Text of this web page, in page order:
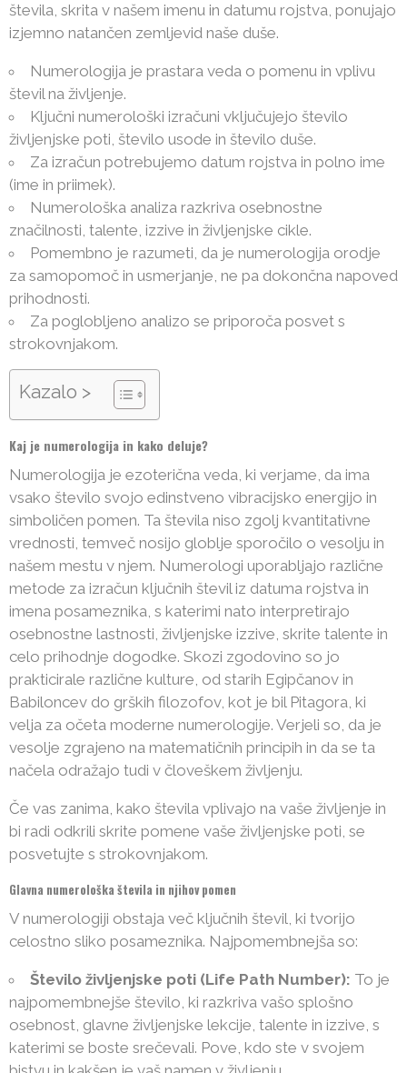
števila, skrita v našem imenu in datumu rojstva, ponujajo
izjemno natančen zemljevid naše duše.
Numerologija je prastara veda o pomenu in vplivu
števil na življenje.
Ključni numerološki izračuni vključujejo število
življenjske poti, število usode in število duše.
Za izračun potrebujemo datum rojstva in polno ime
(ime in priimek).
Numerološka analiza razkriva osebnostne
značilnosti, talente, izzive in življenjske cikle.
Pomembno je razumeti, da je numerologija orodje
za samopomoč in usmerjanje, ne pa dokončna napoved
prihodnosti.
Za poglobljeno analizo se priporoča posvet s
strokovnjakom.
Kazalo >
Kaj je numerologija in kako deluje?
Numerologija je ezoterična veda, ki verjame, da ima
vsako število svojo edinstveno vibracijsko energijo in
simboličen pomen. Ta števila niso zgolj kvantitativne
vrednosti, temveč nosijo globlje sporočilo o vesolju in
našem mestu v njem. Numerologi uporabljajo različne
metode za izračun ključnih števil iz datuma rojstva in
imena posameznika, s katerimi nato interpretirajo
osebnostne lastnosti, življenjske izzive, skrite talente in
celo prihodnje dogodke. Skozi zgodovino so jo
prakticirale različne kulture, od starih Egipčanov in
Babiloncev do grških filozofov, kot je bil Pitagora, ki
velja za očeta moderne numerologije. Verjeli so, da je
vesolje zgrajeno na matematičnih principih in da se ta
načela odražajo tudi v človeškem življenju.
Če vas zanima, kako števila vplivajo na vaše življenje in
bi radi odkrili skrite pomene vaše življenjske poti, se
posvetujte s strokovnjakom.
Glavna numerološka števila in njihov pomen
V numerologiji obstaja več ključnih števil, ki tvorijo
celostno sliko posameznika. Najpomembnejša so:
Število življenjske poti (Life Path Number): To je
najpomembnejše število, ki razkriva vašo splošno
osebnost, glavne življenjske lekcije, talente in izzive, s
katerimi se boste srečevali. Pove, kdo ste v svojem